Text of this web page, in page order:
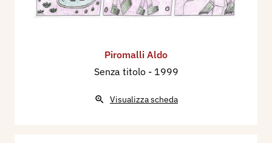
Piromalli Aldo
Senza titolo - 1999
Visualizza scheda